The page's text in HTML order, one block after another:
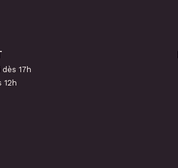
17h
12h